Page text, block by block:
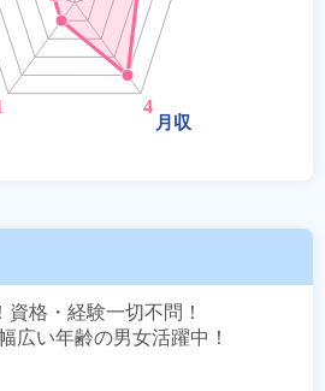
格・経験一切不問！
広い年齢の男女活躍中！